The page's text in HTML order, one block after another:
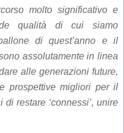
molto significativo e
qualità di cui siamo
di quest’anno e il
assolutamente in linea
alle generazioni future,
prospettive migliori per il
restare ‘connessi’, unire